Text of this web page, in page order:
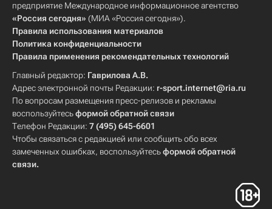
предприятие Международное информационное агентство
«Россия сегодня» (МИА «Россия сегодня»).
Правила использования материалов
Политика конфиденциальности
Правила применения рекомендательных технологий
Главный редактор: Гаврилова А.В.
Адрес электронной почты Редакции: r-sport.internet@ria.ru
По вопросам размещения пресс-релизов и рекламы
воспользуйтесьформой обратной связи
Телефон Редакции: 7 (495) 645-6601
Чтобы связаться с редакцией или сообщить обо всех
замеченных ошибках, воспользуйтесьформой обратной
связи.